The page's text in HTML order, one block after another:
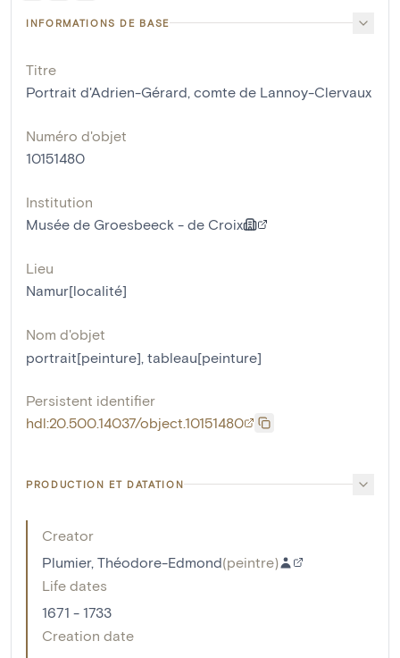
INFORMATIONS DE BASE
Titre
Portrait d'Adrien-Gérard, comte de Lannoy-Clervaux
Numéro d'objet
10151480
Institution
Musée de Groesbeeck - de Croix
Lieu
Namur[localité]
Nom d'objet
portrait[peinture], tableau[peinture]
Persistent identifier
hdl:20.500.14037/object.10151480
PRODUCTION ET DATATION
Creator
Plumier, Théodore-Edmond(peintre)
Life dates
1671 - 1733
Creation date